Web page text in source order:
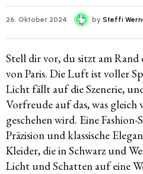
26. Oktober 2024 by Steffi
Stell dir vor, du sitzt am Rand
von Paris. Die Luft ist voller
Licht fällt auf die Szenerie,
Vorfreude auf das, was gleich
geschehen wird. Eine
Präzision und klassische
Kleider, die in Schwarz und
Licht und Schatten auf eine